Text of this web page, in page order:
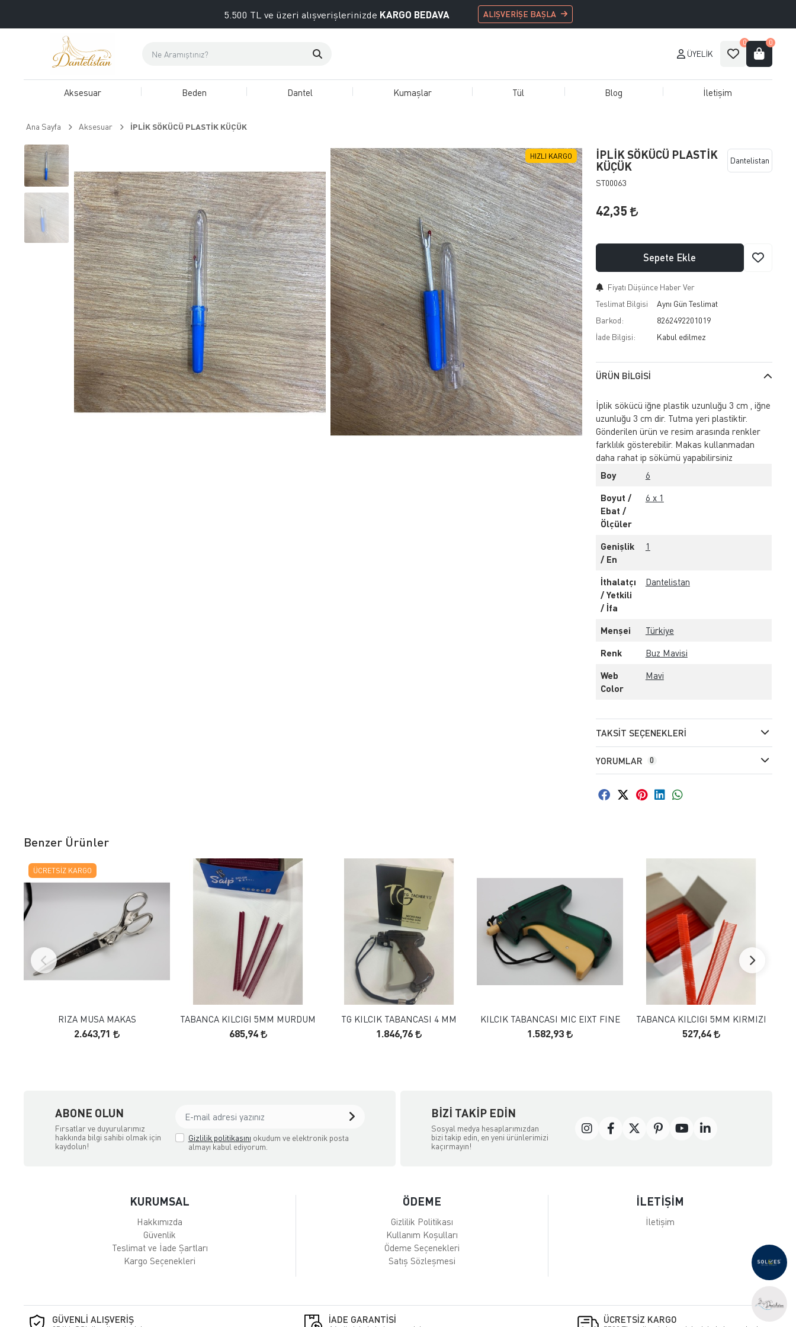
5.500 TL ve üzeri alışverişlerinizde KARGO BEDAVA ALIŞVERİŞE BAŞLA
ÜYELIK
0 0
Aksesuar Beden Dantel Kumaşlar Tül Blog İletişim
Ana Sayfa Aksesuar İPLİK SÖKÜCÜ PLASTİK KÜÇÜK
HIZLI KARGO
İPLİK SÖKÜCÜ PLASTİK
KÜÇÜK
ST00063
Dantelistan
42,35
Sepete Ekle
Fiyatı Düşünce Haber Ver
Teslimat Bilgisi
Aynı Gün Teslimat
Barkod:
8262492201019
İade Bilgisi:
ÜRÜN BILGISI
İplik sökücü iğne plastik uzunluğu 3 cm , iğne
uzunluğu 3 cm dir. Tutma yeri plastiktir.
Gönderilen ürün ve resim arasında renkler
farklılık gösterebilir. Makas kullanmadan
daha rahat ip sökümü yapabilirsiniz
Boy
6
Boyut /
Ebat /
Ölçüler
6 x 1
Genişlik
/ En
1
İthalatçı
/ Yetkili
/ İfa
Dantelistan
Menşei Türkiye
Renk Buz Mavisi
Web
Color
Mavi
TAKSIT SEÇENEKLERI
YORUMLAR 0
Benzer Ürünler
FAVORILERE EKLE
ÜCRETSIZ KARGO
RIZA MUSA MAKAS
2.643,71
FAVORILERE EKLE
SEPETE EKLE
TABANCA KILCIGI 5MM MURDUM
685,94
FAVORILERE EKLE
SEPETE EKLE
TG KILCIK TABANCASI 4 MM
1.846,76
FAVORILERE EKLE
SEPETE EKLE
KILCIK TABANCASI MIC EIXT FINE
1.582,93
FAVORILERE EKLE
SEPETE EKLE
TABANCA KILCIGI 5MM KIRMIZI
527,64
ABONE OLUN
Fırsatlar ve duyurularımız
hakkında bilgi sahibi olmak için
kaydolun!
Gizlilik politikasını okudum ve elektronik posta
almayı kabul ediyorum.
BIZI TAKIP EDIN
Sosyal medya hesaplarımızdan
bizi takip edin, en yeni ürünlerimizi
kaçırmayın!
KURUMSAL
Hakkımızda
Güvenlik
Teslimat ve İade Şartları
Kargo Seçenekleri
ÖDEME
Gizlilik Politikası
Kullanım Koşulları
Ödeme Seçenekleri
Satış Sözleşmesi
İLETİŞİM
İletişim
GÜVENLİ ALIŞVERİŞ İADE GARANTİSİ ÜCRETSİZ KARGO